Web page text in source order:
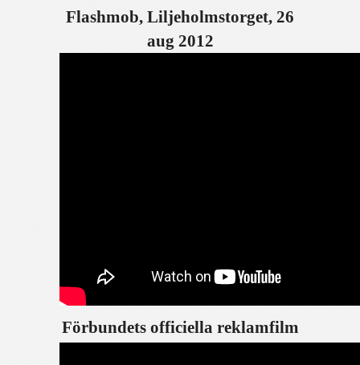
Flashmob, Liljeholmstorget, 26
aug 2012
Förbundets officiella reklamfilm